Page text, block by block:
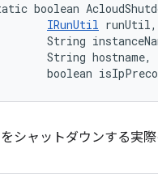
boolean
IRunUtil runUtil,
String
String hostname,
boolean
シャットダウンする実際